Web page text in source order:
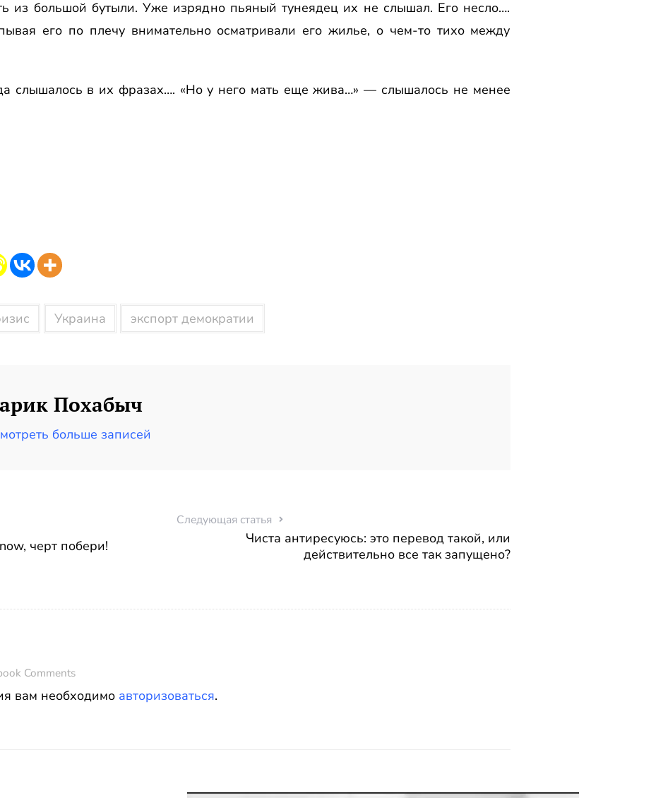
из большой бутыли. Уже изрядно пьяный тунеядец их не слышал. Его несло….
его по плечу внимательно осматривали его жилье, о чем-то тихо между
слышалось в их фразах…. «Но у него мать еще жива…» — слышалось не менее
Украина экспорт демократии
Похабыч
больше записей
черт побери!
Следующая статья
Чиста антиресуюсь: это перевод такой, или
действительно все так запущено?
Comments
вам необходимо авторизоваться.